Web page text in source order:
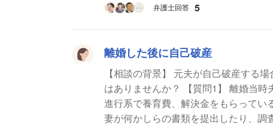
弁護士回答 5
離婚した後に自己破産
【相談の背景】 元夫が自己破産する
はありませんか？ 【質問1】 離婚当時夫も妻も財産、預金はなく財産分与などもなく、現在
進行系で養育費、解決金をもらってい
妻が何かしらの書類を提出したり、調